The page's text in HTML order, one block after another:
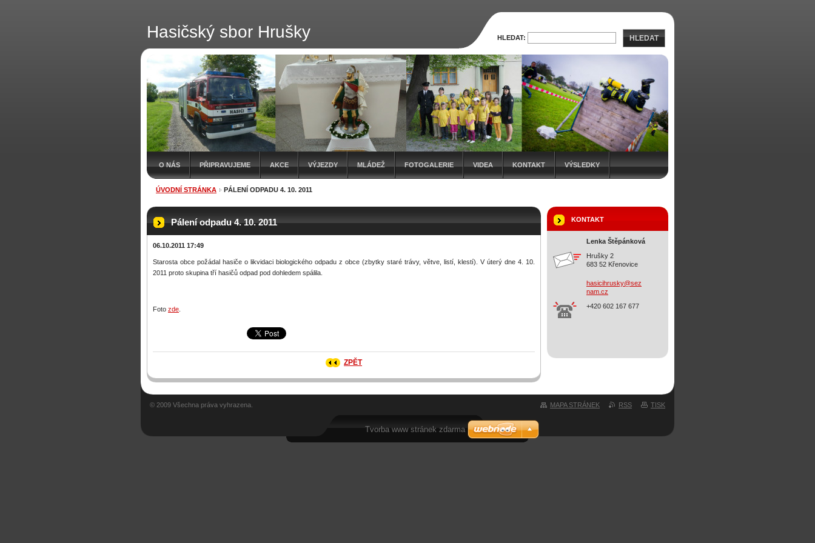
Hasičský sbor Hrušky
O NÁS PŘIPRAVUJEME AKCE VÝJEZDY MLÁDEŽ FOTOGALERIE VIDEA KONTAKT VÝSLEDKY
ÚVODNÍ STRÁNKA PÁLENÍ ODPADU 4. 10. 2011
Pálení odpadu 4. 10. 2011
06.10.2011 17:49
Starosta obce požádal hasiče o likvidaci biologického odpadu z obce (zbytky staré trávy, větve, listí, klestí). V úterý dne 4. 10.
2011 proto skupina tří hasičů odpad pod dohledem spálila.
Foto zde
ZPĚT
KONTAKT
Lenka Štěpánková
Hrušky 2
683 52 Křenovice
hasicihrusky@sez
nam.cz
+420 602 167 677
HLEDAT: HLEDAT
MAPA STRÁNEK RSS TISK
© 2009 Všechna práva vyhrazena.
Tvorba www stránek zdarma